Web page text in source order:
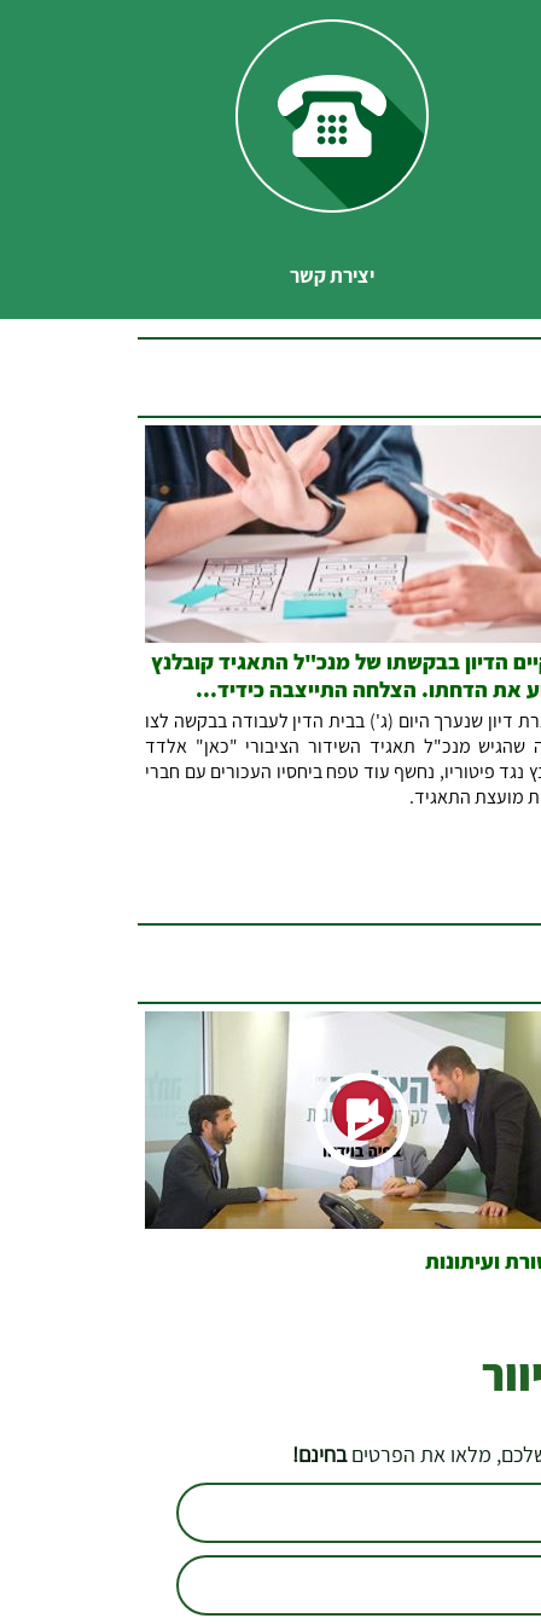
יצירת קשר
הדיון בבקשתו של מנכ"ל התאגיד קובלנץ
את הדחתו. הצלחה התייצבה כידיד...
דיון שנערך היום (ג') בבית הדין לעבודה בבקשה לצו
שהגיש מנכ"ל תאגיד השידור הציבורי "כאן" אלדד
נגד פיטוריו, נחשף עוד טפח ביחסיו העכורים עם חברי
מועצת התאגיד.
ועיתונות